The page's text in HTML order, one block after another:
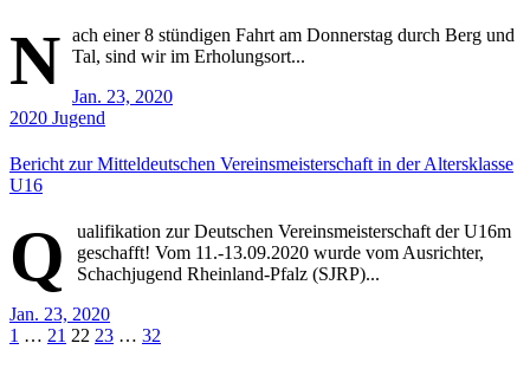
N ach einer 8 stündigen Fahrt am Donnerstag durch Berg und
Tal, sind wir im Erholungsort...
Jan. 23, 2020
2020 Jugend
Bericht zur Mitteldeutschen Vereinsmeisterschaft in der Altersklasse
U16
Q
ualifikation zur Deutschen Vereinsmeisterschaft der U16m
geschafft! Vom 11.-13.09.2020 wurde vom Ausrichter,
Schachjugend Rheinland-Pfalz (SJRP)...
Jan. 23, 2020
Seitennummerierung
1 … 21 22 23 … 32